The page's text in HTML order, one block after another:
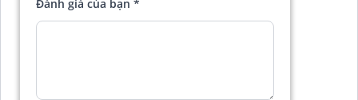
Đánh giá của bạn *